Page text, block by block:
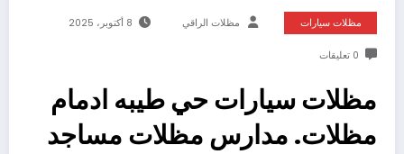
مظلات سيارات مظلات الراقي 8 أكتوبر، 2025
0 تعليقات
مظلات سيارات حي طيبه ادمام
مظلات. مدارس مظلات مساجد